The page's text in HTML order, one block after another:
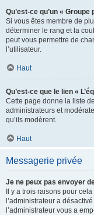
Qu’est-ce qu’un « Groupe
Si vous êtes membre de
déterminer le rang et la
peut vous permettre de
l’utilisateur.
Haut
Qu’est-ce que le lien «
Cette page donne la liste
administrateurs et
qu’ils modèrent.
Haut
Messagerie privée
Je ne peux pas envoyer
Il y a trois raisons pour
l’administrateur a
l’administrateur vous a